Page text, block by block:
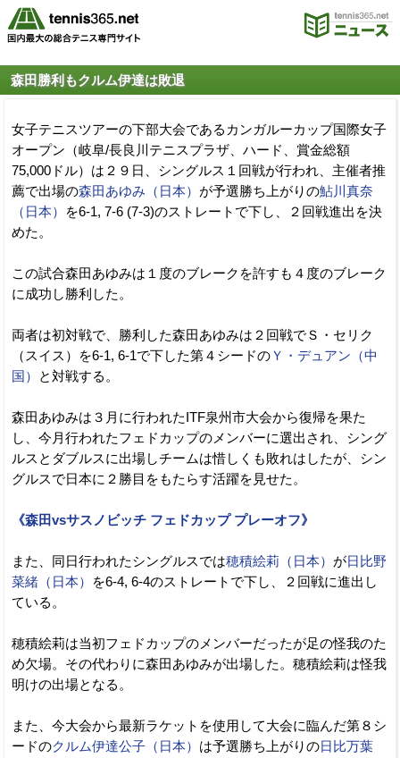
森田勝利もクルム伊達は敗退
女子テニスツアーの下部大会であるカンガルーカップ国際女子
オープン（岐阜/長良川テニスプラザ、ハード、賞金総額
75,000ドル）は２９日、シングルス１回戦が行われ、主催者推
薦で出場の森田あゆみ（日本） が予選勝ち上がりの鮎川真奈
（日本）
を6-1, 7-6 (7-3)のストレートで下し、２回戦進出を決
めた。
この試合森田あゆみは１度のブレークを許すも４度のブレーク
に成功し勝利した。
両者は初対戦で、勝利した森田あゆみは２回戦でＳ・セリク
（スイス）を6-1, 6-1で下した第４シードのＹ・デュアン（中
国）
と対戦する。
森田あゆみは３月に行われたITF泉州市大会から復帰を果た
し、今月行われたフェドカップのメンバーに選出され、シング
ルスとダブルスに出場しチームは惜しくも敗れはしたが、シン
グルスで日本に２勝目をもたらす活躍を見せた。
《森田vsサスノビッチ フェドカップ プレーオフ》
また、同日行われたシングルスでは穂積絵莉（日本） が日比野
菜緒（日本）
を6-4, 6-4のストレートで下し、２回戦に進出し
ている。
穂積絵莉は当初フェドカップのメンバーだったが足の怪我のた
め欠場。その代わりに森田あゆみが出場した。穂積絵莉は怪我
明けの出場となる。
また、今大会から最新ラケットを使用して大会に臨んだ第８シ
ードのクルム伊達公子（日本） は予選勝ち上がりの日比万葉